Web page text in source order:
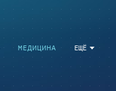
ЕЩЁ
МЕДИЦИНА